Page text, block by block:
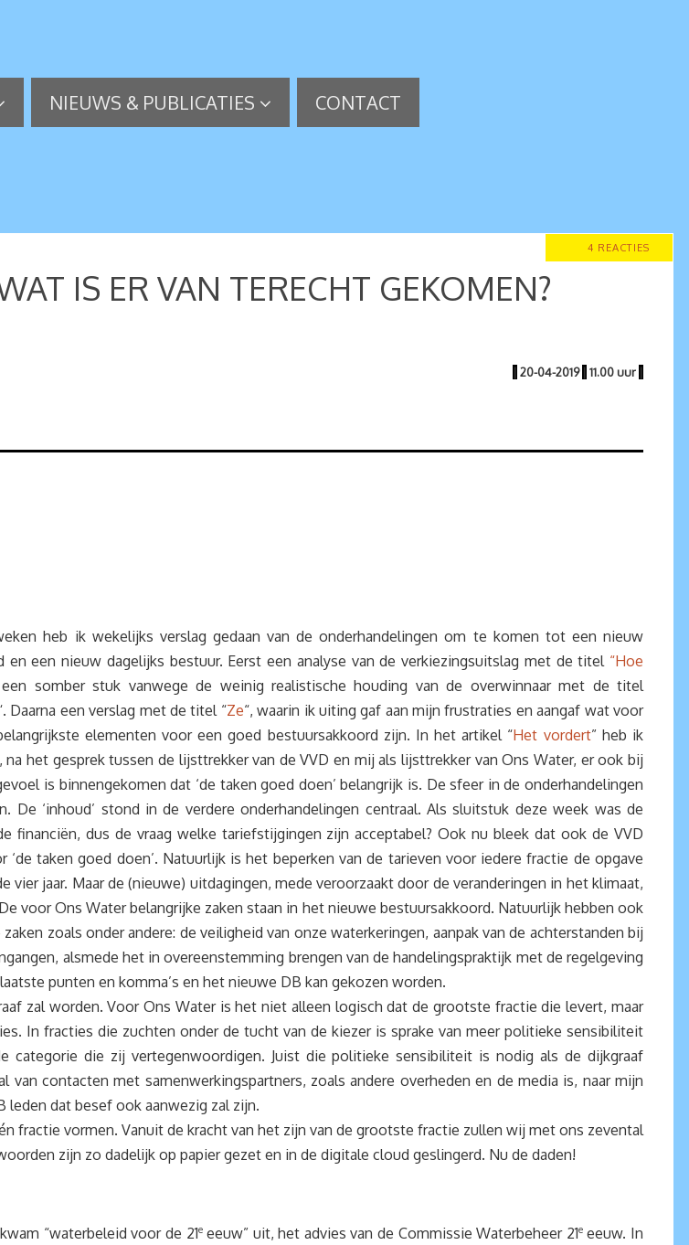
NIEUWS & PUBLICATIES CONTACT
4 REACTIES
IS ER VAN TERECHT GEKOMEN?
| 20-04-2019 | 11.00 uur |
heb ik wekelijks verslag gedaan van de onderhandelingen om te komen tot een nieuw
en een nieuw dagelijks bestuur. Eerst een analyse van de verkiezingsuitslag met de titel “Hoe
somber stuk vanwege de weinig realistische houding van de overwinnaar met de titel
Daarna een verslag met de titel “Ze“, waarin ik uiting gaf aan mijn frustraties en aangaf wat voor
elementen voor een goed bestuursakkoord zijn. In het artikel “Het vordert” heb ik
na het gesprek tussen de lijsttrekker van de VVD en mij als lijsttrekker van Ons Water, er ook bij
is binnengekomen dat ‘de taken goed doen’ belangrijk is. De sfeer in de onderhandelingen
De ‘inhoud’ stond in de verdere onderhandelingen centraal. Als sluitstuk deze week was de
financiën, dus de vraag welke tariefstijgingen zijn acceptabel? Ook nu bleek dat ook de VVD
‘de taken goed doen’. Natuurlijk is het beperken van de tarieven voor iedere fractie de opgave
vier jaar. Maar de (nieuwe) uitdagingen, mede veroorzaakt door de veranderingen in het klimaat,
voor Ons Water belangrijke zaken staan in het nieuwe bestuursakkoord. Natuurlijk hebben ook
zoals onder andere: de veiligheid van onze waterkeringen, aanpak van de achterstanden bij
alsmede het in overeenstemming brengen van de handelingspraktijk met de regelgeving
punten en komma’s en het nieuwe DB kan gekozen worden.
zal worden. Voor Ons Water is het niet alleen logisch dat de grootste fractie die levert, maar
In fracties die zuchten onder de tucht van de kiezer is sprake van meer politieke sensibiliteit
die zij vertegenwoordigen. Juist die politieke sensibiliteit is nodig als de dijkgraaf
contacten met samenwerkingspartners, zoals andere overheden en de media is, naar mijn
dat besef ook aanwezig zal zijn.
fractie vormen. Vanuit de kracht van het zijn van de grootste fractie zullen wij met ons zevental
zijn zo dadelijk op papier gezet en in de digitale cloud geslingerd. Nu de daden!
“waterbeleid voor de 21eeeuw” uit, het advies van de Commissie Waterbeheer 21eeeuw. In